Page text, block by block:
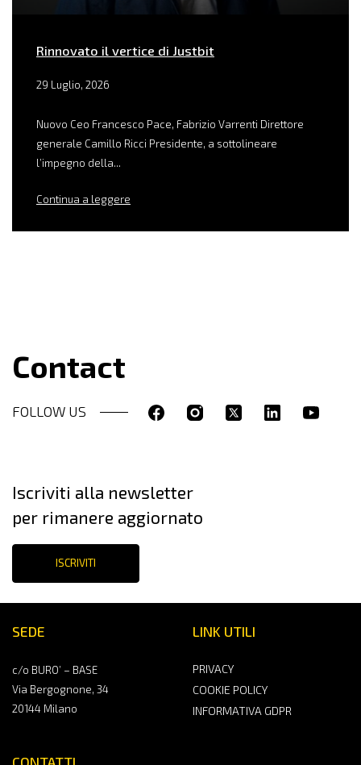
Rinnovato il vertice di Justbit
29 Luglio, 2026
Nuovo Ceo Francesco Pace, Fabrizio Varrenti Direttore
generale Camillo Ricci Presidente, a sottolineare
l’impegno della...
Continua a leggere
Contact
FOLLOW US
SEDE
c/o BURO’ – BASE
Via Bergognone, 34
20144 Milano
LINK UTILI
PRIVACY
COOKIE POLICY
INFORMATIVA GDPR
Iscriviti alla newsletter
per rimanere aggiornato
ISCRIVITI